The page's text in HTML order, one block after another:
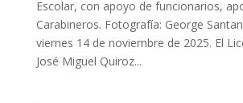
Escolar, con apoyo de funcionarios,
Carabineros. Fotografía: George
viernes 14 de noviembre de 2025. El
José Miguel Quiroz...